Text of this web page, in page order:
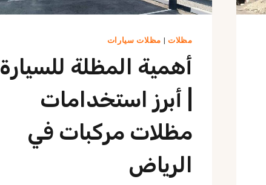
مظلات | مظلات سيارات
أهمية المظلة للسيارة
| أبرز استخدامات
مظلات مركبات في
الرياض